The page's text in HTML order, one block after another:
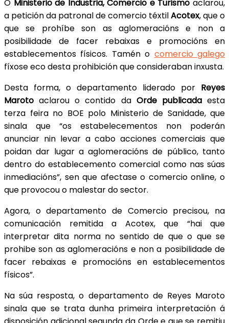
O Ministerio de Industria, Comercio e Turismo aclarou,
a petición da patronal de comercio téxtilAcotex, que o
que se prohíbe son as aglomeracións e non a
posibilidade de facer rebaixas e promocións en
establecementos físicos. Tamén o comercio galego
fíxose eco desta prohibición que consideraban inxusta.
Desta forma, o departamento liderado por Reyes
Maroto aclarou o contido da Orde publicadaesta
terza feira no BOE polo Ministerio de Sanidade, que
sinala que “os estabelecementos non poderán
anunciar nin levar a cabo acciones comerciais que
poidan dar lugar a aglomeracións de público, tanto
dentro do establecemento comercial como nas súas
inmediacións”, sen que afectase o comercio online, o
que provocou o malestar do sector.
Agora, o departamento de Comercio precisou, na
comunicación remitida a Acotex, que “hai que
interpretar dita norma no sentido de que o que se
prohibe son as aglomeracións e non a posibilidade de
facer rebaixas e promocións en establecementos
físicos”.
Na súa resposta, o departamento de Reyes Maroto
sinala que se trata dunha primeira interpretación á